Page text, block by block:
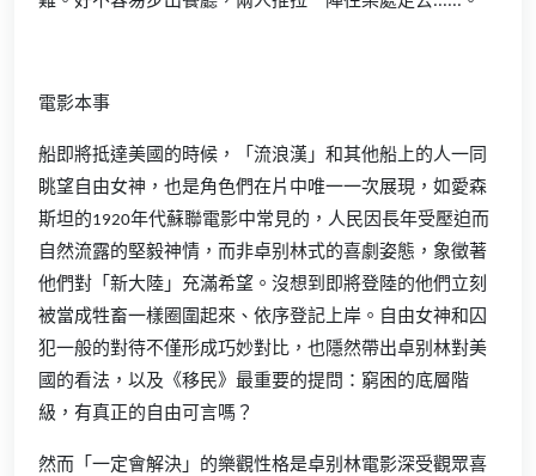
電影本事
船即將抵達美國的時候，「流浪漢」和其他船上的人一同
眺望自由女神，也是角色們在片中唯一一次展現，如愛森
斯坦的1920年代蘇聯電影中常見的，人民因長年受壓迫而
自然流露的堅毅神情，而非卓别林式的喜劇姿態，象徵著
他們對「新大陸」充滿希望。沒想到即將登陸的他們立刻
被當成牲畜一樣圈圍起來、依序登記上岸。自由女神和囚
犯一般的對待不僅形成巧妙對比，也隱然帶出卓别林對美
國的看法，以及《移民》最重要的提問：窮困的底層階
級，有真正的自由可言嗎？
然而「一定會解決」的樂觀性格是卓别林電影深受觀眾喜